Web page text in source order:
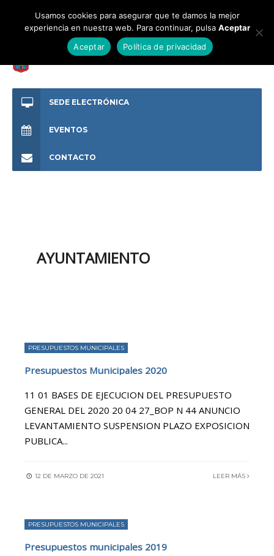
SEDE ELECTRÓNICA
EVENTOS
CONTACTO
AYUNTAMIENTO
PRESUPUESTOS MUNICIPALES
Presupuestos Municipales 2020
11 01 BASES DE EJECUCION DEL PRESUPUESTO
GENERAL DEL 2020 20 04 27_BOP N 44 ANUNCIO
LEVANTAMIENTO SUSPENSION PLAZO EXPOSICION
PUBLICA...
12 DE MARZO DE 2021 LEER MÁS
PRESUPUESTOS MUNICIPALES
Presupuestos municipales 2019
Usamos cookies para asegurar que te damos la mejor
experiencia en nuestra web. Para continuar, pulsa Aceptar
Aceptar
Política de privacidad